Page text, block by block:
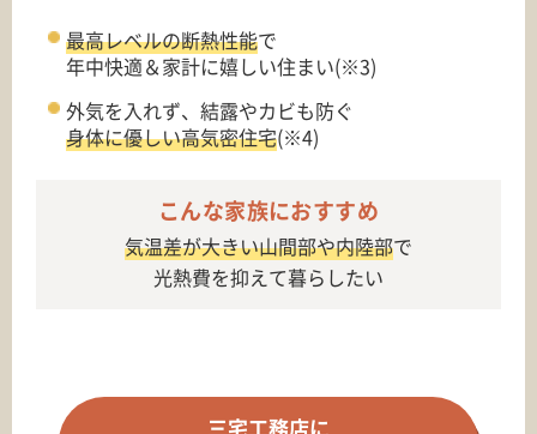
最高レベルの断熱性能で
年中快適＆家計に嬉しい住まい(※3)
外気を入れず、結露やカビも防ぐ
身体に優しい高気密住宅(※4)
こんな家族におすすめ
気温差が大きい山間部や内陸部で
光熱費を抑えて暮らしたい
三宅工務店に